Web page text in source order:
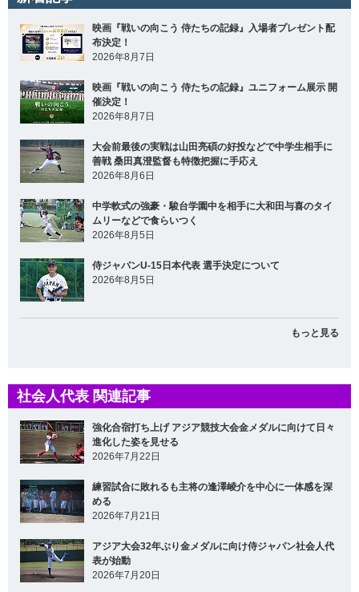
映画『戦いの向こう 侍たちの記録』入場者プレゼント配
布決定！
2026年8月7日
映画『戦いの向こう 侍たちの記録』ユニフォーム展示 開
催決定！
2026年8月7日
大会前最後の実戦は山田亮碩の好投などで中学生相手に
善戦 桑田真澄監督も特徴把握に手応え
2026年8月6日
中学軟式の強豪・駿台学園中を相手に大和田与喜のタイ
ムリーなどで食らいつく
2026年8月5日
侍ジャパンU-15日本代表 選手決定について
2026年8月5日
もっと見る
社会人代表 関連記事
強化合宿打ち上げ アジア競技大会金メダルに向けて日々
進化した姿を見せる
2026年7月22日
練習試合に敗れるも主将の逢澤崚介を中心に一体感を深
める
2026年7月21日
アジア大会32年ぶり金メダルに向け侍ジャパン社会人代
表が始動
2026年7月20日